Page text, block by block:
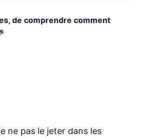
de comprendre comment
ne pas le jeter dans les